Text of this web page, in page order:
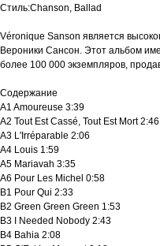
Стиль:Chanson, Ballad
Véronique Sanson является
Вероники Сансон. Этот альбом
более 100 000 экземпляров,
Содержание
A1 Amoureuse 3:39
A2 Tout Est Cassé, Tout Est Mort 2:46
A3 L'Irréparable 2:06
A4 Louis 1:59
A5 Mariavah 3:35
A6 Pour Les Michel 0:58
B1 Pour Qui 2:33
B2 Green Green Green 1:53
B3 I Needed Nobody 2:43
B4 Bahia 2:08